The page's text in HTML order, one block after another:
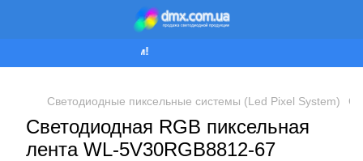
Светодиодные пиксельные системы (Led Pixel System)
Светодиодная RGB пиксельная
лента WL-5V30RGB8812-67